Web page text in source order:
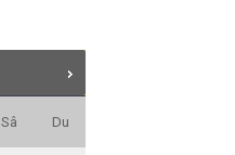
Sâ Du